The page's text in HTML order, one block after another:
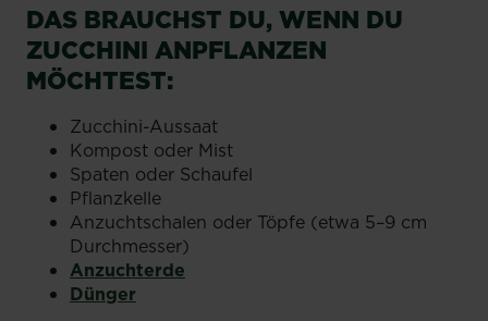
DAS BRAUCHST DU, WENN DU
ZUCCHINI ANPFLANZEN
MÖCHTEST:
Zucchini-Aussaat
Kompost oder Mist
Spaten oder Schaufel
Pflanzkelle
Anzuchtschalen oder Töpfe (etwa 5–9 cm
Durchmesser)
Anzuchterde
Dünger